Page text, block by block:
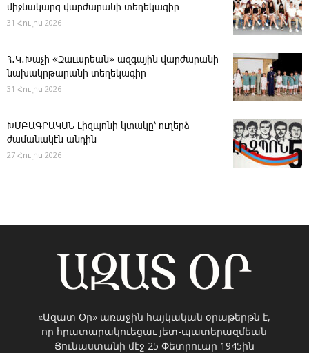
միջնակարգ վարժարանի տեղեկագիր
31 Հուլիս 2026
Հ․Կ․Խաչի «Զաւարեան» ազգային վարժարանի
նախակրթարանի տեղեկագիր
31 Հուլիս 2026
ԽՄԲԱԳՐԱԿԱՆ ­Լիզպոնի կտակը՝ ուղերձ
ժամանակէն անդին
27 Հուլիս 2026
«Ազատ Օր» առաջին հայկական օրաթերթն է,
որ հրատարակուեցաւ յետ-պատերազմեան
Յունաստանի մէջ 25 Փետրուար 1945ին